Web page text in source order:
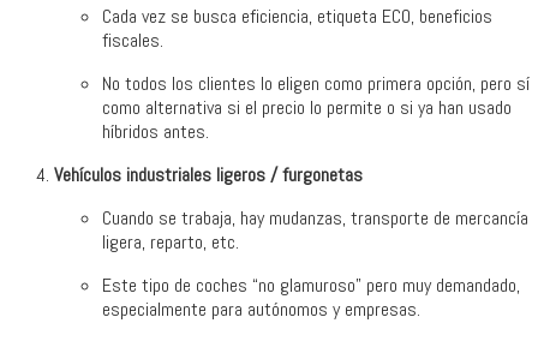
Cada vez se busca eficiencia, etiqueta ECO, beneficios
fiscales.
No todos los clientes lo eligen como primera opción, pero sí
como alternativa si el precio lo permite o si ya han usado
híbridos antes.
Vehículos industriales ligeros / furgonetas
Cuando se trabaja, hay mudanzas, transporte de mercancía
ligera, reparto, etc.
Este tipo de coches “no glamuroso” pero muy demandado,
especialmente para autónomos y empresas.